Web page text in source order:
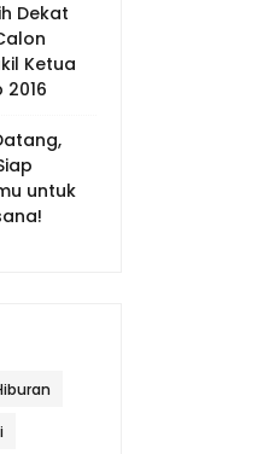
Dekat
Ketua
2016
untuk